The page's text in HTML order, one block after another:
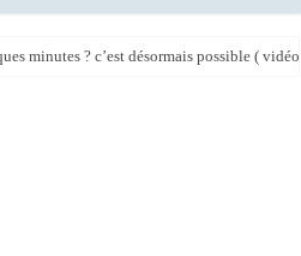
minutes ? c’est désormais possible (